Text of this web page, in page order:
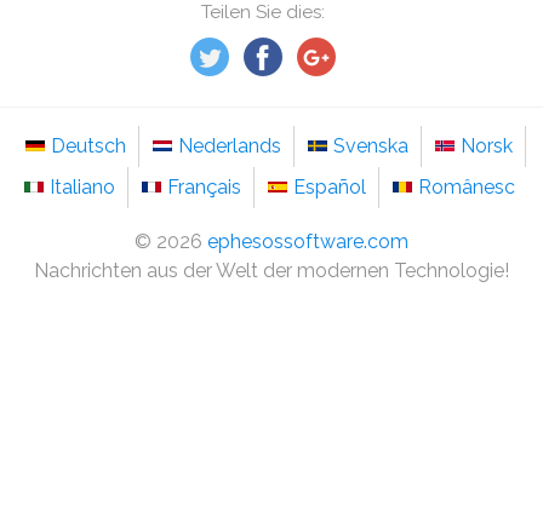
Teilen Sie dies:
Deutsch Nederlands Svenska
Norsk
Italiano
Français Español Românesc
© 2026 ephesossoftware.com
Nachrichten aus der Welt der modernen Technologie!